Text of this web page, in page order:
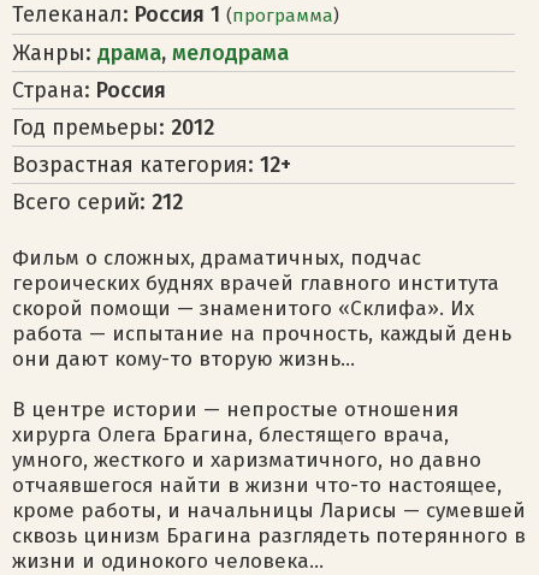
Телеканал: Россия 1 (программа)
Жанры: драма, мелодрама
Страна: Россия
Год премьеры: 2012
Возрастная категория: 12+
Всего серий: 212
Фильм о сложных, драматичных, подчас
героических буднях врачей главного института
скорой помощи — знаменитого «Склифа». Их
работа — испытание на прочность, каждый день
они дают кому-то вторую жизнь...
В центре истории — непростые отношения
хирурга Олега Брагина, блестящего врача,
умного, жесткого и харизматичного, но давно
отчаявшегося найти в жизни что-то настоящее,
кроме работы, и начальницы Ларисы — сумевшей
сквозь цинизм Брагина разглядеть потерянного в
жизни и одинокого человека...